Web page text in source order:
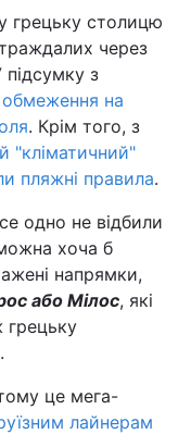
грецьку столицю
через
з
обмеження на
. Крім того, з
"кліматичний"
пляжні правила.
одно не відбили
хоча б
напрямки,
або Мілос, які
це мега-
лайнерам